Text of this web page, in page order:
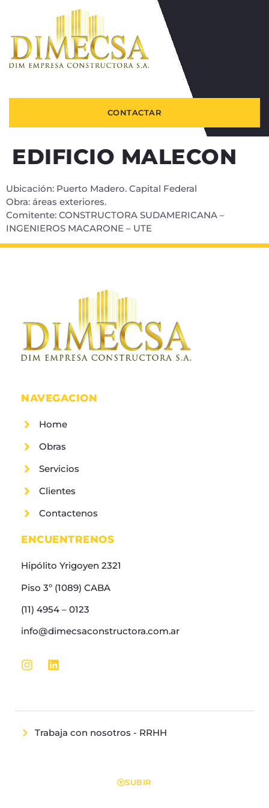
CONTACTAR
EDIFICIO MALECON
Ubicación: Puerto Madero. Capital Federal
Obra: áreas exteriores.
Comitente: CONSTRUCTORA SUDAMERICANA –
INGENIEROS MACARONE – UTE
NAVEGACION
Home
Obras
Servicios
Clientes
Contactenos
ENCUENTRENOS
Hipólito Yrigoyen 2321
Piso 3º (1089) CABA
(11) 4954 – 0123
info@dimecsaconstructora.com.ar
Trabaja con nosotros - RRHH
SUBIR